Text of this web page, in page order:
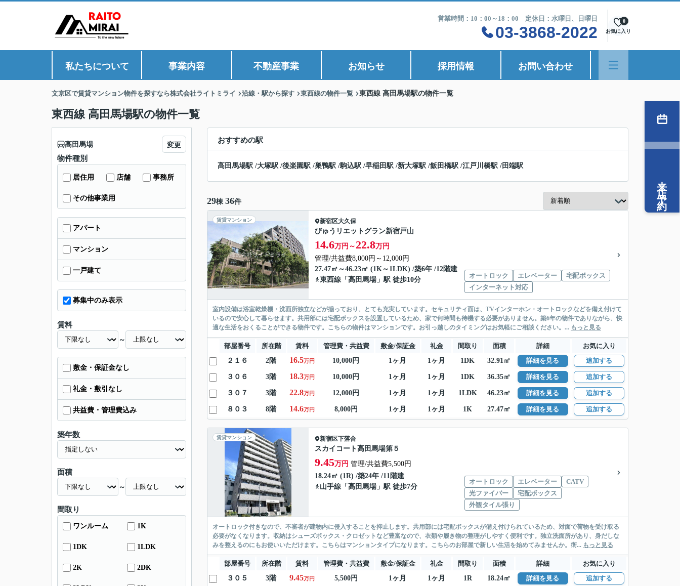
営業時間：10：00～18：00 定休日：水曜日、日曜日
03-3868-2022 お気に入り
0
私たちについて 事業内容 不動産事業 お知らせ 採用情報 お問い合わせ
文京区で賃貸マンション物件を探すなら株式会社ライトミライ 沿線・駅から探す 東西線の物件一覧 東西線 高田馬場駅の物件一覧
東西線 高田馬場駅の物件一覧
おすすめの駅
高田馬場駅 /大塚駅 /後楽園駅 /巣鴨駅 /駒込駅 /早稲田駅 /新大塚駅 /飯田橋駅 /江戸川橋駅 /田端駅
29棟 36件
賃貸マンション 新宿区大久保
びゅうリエットグラン新宿戸山
14.6万円～ 22.8万円
管理/共益費8,000円～12,000円
27.47㎡～46.23㎡ (1K～1LDK) /築6年 /12階建
東西線 「 高田馬場」駅 徒歩10分
オートロック エレベーター
宅配ボックス
インターネット対応
室内設備は浴室乾燥機・洗面所独立などが揃っており、とても充実しています。セキュリティ面は、TVインターホン・オートロックなどを備え付けて
いるので安心して暮らせます。共用部には宅配ボックスを設置しているため、家で何時間も待機する必要がありません。築6年の物件でありながら、快
適な生活をおくることができる物件です。こちらの物件はマンションです。お引っ越しのタイミングはお気軽にご相談ください。... もっと見る
部屋番号 所在階 賃料 管理費・共益費 敷金/保証金 礼金 間取り 面積 詳細
お気に入り
２１６
2階 16.5万円 10,000円 1ヶ月 1ヶ月 1DK 32.91㎡ 詳細を見る 追加する
３０６ 3階 18.3万円 10,000円 1ヶ月 1ヶ月 1DK 36.35㎡ 詳細を見る 追加する
３０７ 3階 22.8万円 12,000円 1ヶ月 1ヶ月 1LDK 46.23㎡ 詳細を見る 追加する
８０３ 8階 14.6万円 8,000円 1ヶ月 1ヶ月 1K 27.47㎡ 詳細を見る 追加する
賃貸マンション 新宿区下落合
スカイコート高田馬場第５
9.45万円 管理/共益費5,500円
18.24㎡ (1R) /築24年 /11階建
山手線 「 高田馬場」駅 徒歩7分
オートロック エレベーター
CATV
光ファイバー
宅配ボックス
外観タイル張り
オートロック付きなので、不審者が建物内に侵入することを抑止します。共用部には宅配ボックスが備え付けられているため、対面で荷物を受け取る
必要がなくなります。収納はシューズボックス・クロゼットなど豊富なので、衣類や履き物の整理がしやすく便利です。独立洗面所があり、身だしな
みを整えるのにもお使いいただけます。こちらはマンションタイプになります。こちらのお部屋で新しい生活を始めてみませんか。衛... もっと見る
部屋番号 所在階 賃料 管理費・共益費 敷金/保証金 礼金 間取り 面積 詳細
お気に入り
３０５
3階 9.45万円 5,500円 1ヶ月 1ヶ月 1R 18.24㎡ 詳細を見る 追加する
高田馬場 変更
物件種別
居住用 店舗 事務所
その他事業用
アパート
マンション
一戸建て
募集中のみ表示
賃料
～
敷金・保証金なし
礼金・敷引なし
共益費・管理費込み
築年数
面積
～
間取り
ワンルーム 1K
1DK 1LDK
2K 2DK
来店予約